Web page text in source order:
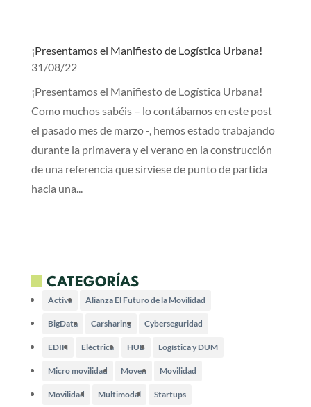
¡Presentamos el Manifiesto de Logística Urbana!
31/08/22
¡Presentamos el Manifiesto de Logística Urbana!
Como muchos sabéis – lo contábamos en este post
el pasado mes de marzo -, hemos estado trabajando
durante la primavera y el verano en la construcción
de una referencia que sirviese de punto de partida
hacia una...
CATEGORÍAS
Activa Alianza El Futuro de la Movilidad
BigData Carsharing Cyberseguridad
EDIH Eléctrica HUB Logística y DUM
Micro movilidad Moven Movilidad
Movilidad Multimodal Startups